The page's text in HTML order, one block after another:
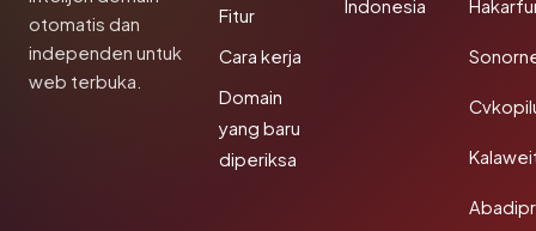
otomatis dan
independen untuk
web terbuka.
Fitur
Cara kerja
Domain
yang baru
diperiksa
Indonesia